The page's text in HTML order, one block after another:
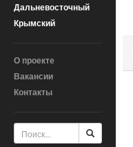
Дальневосточный
Крымский
О проекте
Вакансии
Контакты